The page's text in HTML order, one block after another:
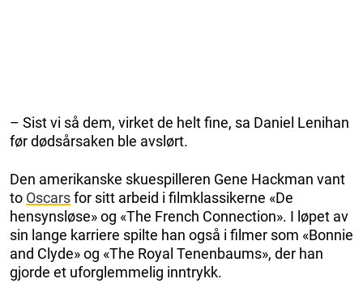
– Sist vi så dem, virket de helt fine, sa Daniel Lenihan
før dødsårsaken ble avslørt.
Den amerikanske skuespilleren Gene Hackman vant
to Oscarsfor sitt arbeid i filmklassikerne «De
hensynsløse» og «The French Connection». I løpet av
sin lange karriere spilte han også i filmer som «Bonnie
and Clyde» og «The Royal Tenenbaums», der han
gjorde et uforglemmelig inntrykk.